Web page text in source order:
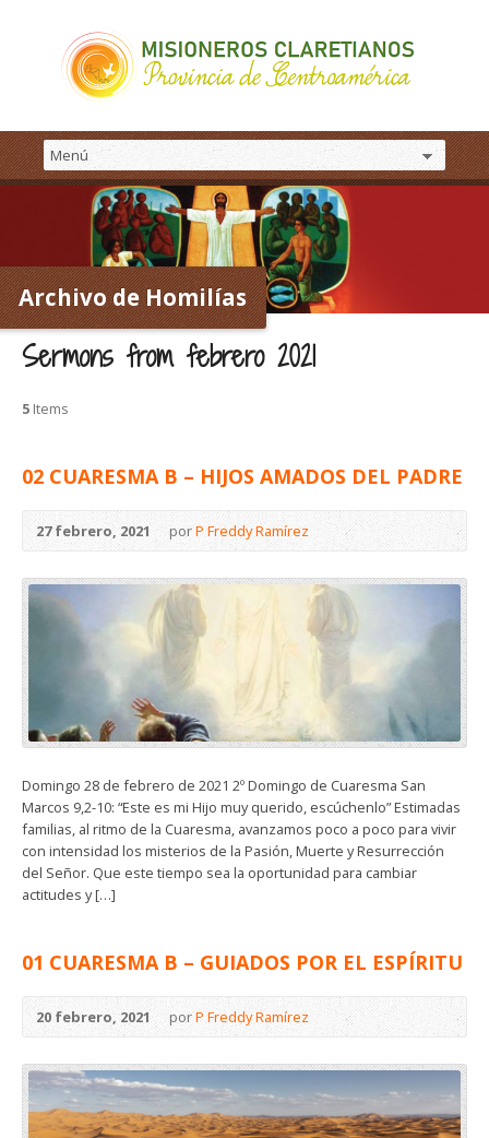
Archivo de Homilías
Sermons from febrero 2021
5 Items
02 CUARESMA B – HIJOS AMADOS DEL PADRE
27 febrero, 2021 porP Freddy Ramírez
Domingo 28 de febrero de 2021 2º Domingo de Cuaresma San
Marcos 9,2-10: “Este es mi Hijo muy querido, escúchenlo” Estimadas
familias, al ritmo de la Cuaresma, avanzamos poco a poco para vivir
con intensidad los misterios de la Pasión, Muerte y Resurrección
del Señor. Que este tiempo sea la oportunidad para cambiar
actitudes y […]
01 CUARESMA B – GUIADOS POR EL ESPÍRITU
20 febrero, 2021 porP Freddy Ramírez